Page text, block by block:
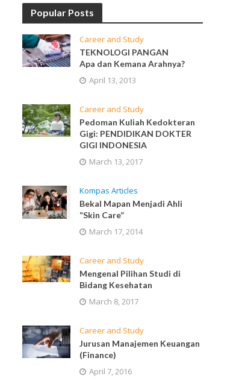
Popular Posts
Career and Study
TEKNOLOGI PANGAN
Apa dan Kemana Arahnya?
April 13, 2013
Career and Study
Pedoman Kuliah Kedokteran
Gigi: PENDIDIKAN DOKTER
GIGI INDONESIA
March 13, 2017
Kompas Articles
Bekal Mapan Menjadi Ahli
“Skin Care”
March 17, 2014
Career and Study
Mengenal Pilihan Studi di
Bidang Kesehatan
March 8, 2017
Career and Study
Jurusan Manajemen Keuangan
(Finance)
April 7, 2016